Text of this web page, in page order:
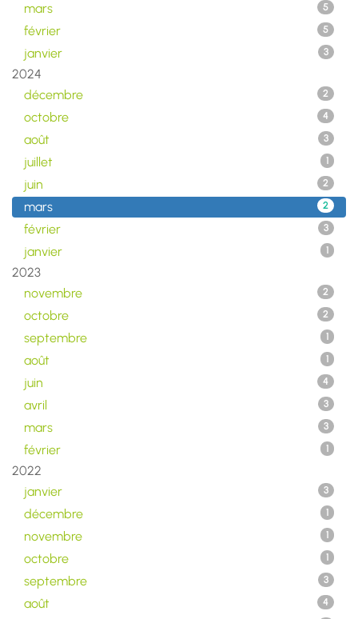
mars 5
février 5
janvier 3
2024
décembre
2
octobre 4
août 3
juillet 1
juin 2
mars 2
février 3
janvier 1
2023
novembre
2
octobre 2
septembre 1
août 1
juin 4
avril 3
mars 3
février 1
2022
janvier
3
décembre 1
novembre 1
octobre 1
septembre 3
août 4